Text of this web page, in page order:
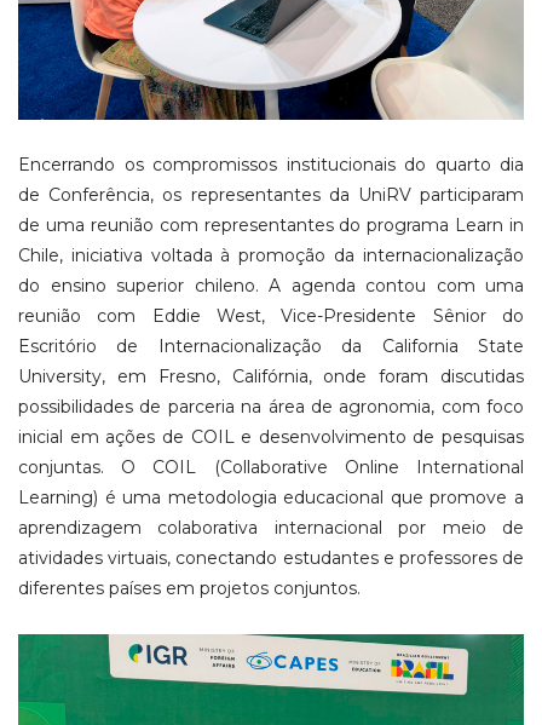
Encerrando os compromissos institucionais do quarto dia
de Conferência, os representantes da UniRV participaram
de uma reunião com representantes do programa Learn in
Chile, iniciativa voltada à promoção da internacionalização
do ensino superior chileno. A agenda contou com uma
reunião com Eddie West, Vice-Presidente Sênior do
Escritório de Internacionalização da California State
University, em Fresno, Califórnia, onde foram discutidas
possibilidades de parceria na área de agronomia, com foco
inicial em ações de COIL e desenvolvimento de pesquisas
conjuntas. O COIL (Collaborative Online International
Learning) é uma metodologia educacional que promove a
aprendizagem colaborativa internacional por meio de
atividades virtuais, conectando estudantes e professores de
diferentes países em projetos conjuntos.